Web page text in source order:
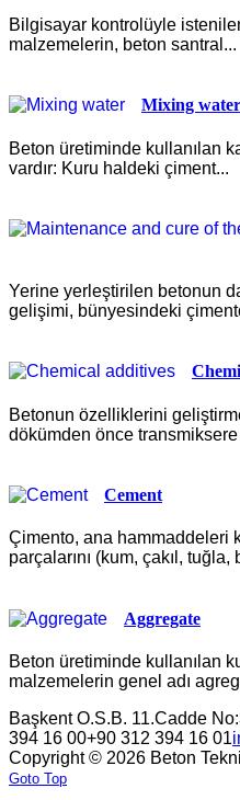
Bilgisayar kontrolüyle
malzemelerin, beton santral...
Mixing water
Beton üretiminde kullanılan
vardır: Kuru haldeki çiment...
Yerine yerleştirilen betonun
gelişimi, bünyesindeki
Betonun özelliklerini
dökümden önce transmiksere
Cement
Çimento, ana hammaddeleri
parçalarını (kum, çakıl, tuğla,
Aggregate
Beton üretiminde kullanılan
malzemelerin genel adı
Başkent O.S.B. 11.Cadde
394 16 00+90 312 394 16 01
Copyright © 2026 Beton
Goto Top